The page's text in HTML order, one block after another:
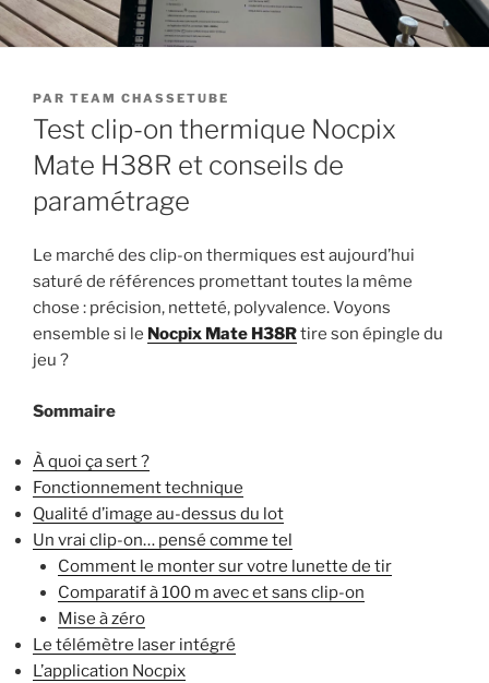
PUBLIÉ
LE
PAR TEAM CHASSETUBE
Test clip-on thermique Nocpix
Mate H38R et conseils de
paramétrage
Le marché des clip-on thermiques est aujourd’hui
saturé de références promettant toutes la même
chose : précision, netteté, polyvalence. Voyons
ensemble si le Nocpix Mate H38Rtire son épingle du
jeu ?
Sommaire
À quoi ça sert ?
Fonctionnement technique
Qualité d’image au-dessus du lot
Un vrai clip-on… pensé comme tel
Comment le monter sur votre lunette de tir
Comparatif à 100 m avec et sans clip-on
Mise à zéro
Le télémètre laser intégré
L’application Nocpix